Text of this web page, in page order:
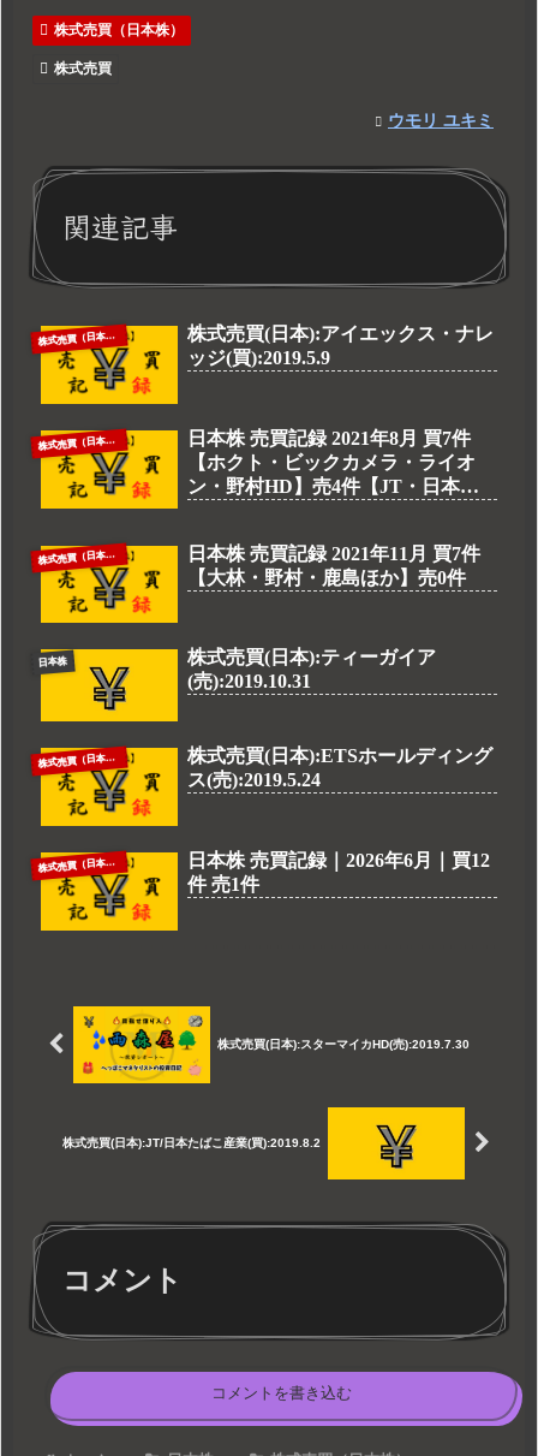
株式売買（日本株）
株式売買
ウモリ ユキミ
関連記事
株
式売買（日本株）
株式売買(日本):アイエックス・ナレ
ッジ(買):2019.5.9
株
式売買（日本株）
日本株 売買記録 2021年8月 買7件
【ホクト・ビックカメラ・ライオ
ン・野村HD】売4件【JT・日本製
株
式売買（日本株）
日本株 売買記録 2021年11月 買7件
【大林・野村・鹿島ほか】売0件
日本株
株式売買(日本):ティーガイア
(売):2019.10.31
株
式売買（日本株）
株式売買(日本):ETSホールディング
ス(売):2019.5.24
株
式売買（日本株）
日本株 売買記録｜2026年6月｜買12
件 売1件
株式売買(日本):スターマイカHD(売):2019.7.30
株式売買(日本):JT/日本たばこ産業(買):2019.8.2
コメント
コメントを書き込む